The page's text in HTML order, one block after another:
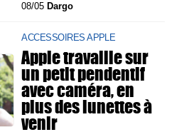
08/05 Dargo
ACCESSOIRES APPLE
Apple travaille sur
un petit pendentif
avec caméra, en
plus des lunettes à
venir